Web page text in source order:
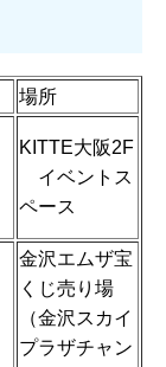
場所
KITTE大阪2F
イベントス
ペース
金沢エムザ宝
くじ売り場
（金沢スカイ
プラザチャン